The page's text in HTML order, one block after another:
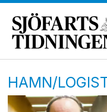
HAMN/